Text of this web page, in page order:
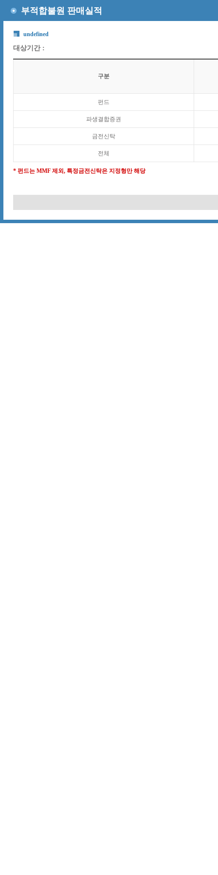
부적합불원 판매실적
undefined
대상기간 :
구분
펀드
파생결합증권
금전신탁
전체
* 펀드는 MMF 제외, 특정금전신탁은 지정형만 해당